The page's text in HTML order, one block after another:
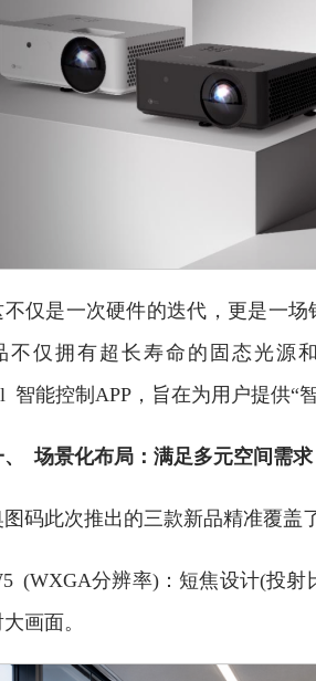
是一次硬件的迭代，更是一场
不仅拥有超长寿命的固态光源
智能控制APP，旨在为用户提供“
场景化布局：满足多元空间需求
此次推出的三款新品精准覆盖了
分辨率)：短焦设计(投射
画面。